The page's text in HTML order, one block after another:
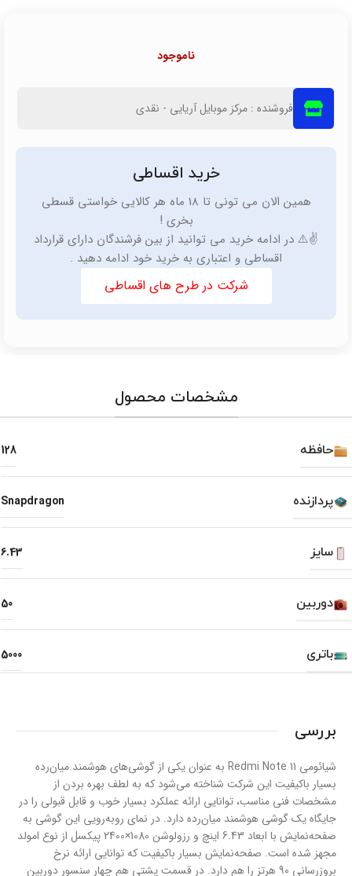
ناموجود
فروشنده : مرکز موبایل آریایی - نقدی
خرید اقساطی
همین الان می تونی تا 18 ماه هر کالایی خواستی قسطی
بخری !
✌️⚠️ در ادامه خرید می توانید از بین فرشندگان دارای قرارداد
اقساطی و اعتباری به خرید خود ادامه دهید .
شرکت در طرح های اقساطی
مشخصات محصول
حافظه 128
پردازنده Snapdragon
سایز 6.43
دوربین 50
باتری 5000
بررسی
شیائومی Redmi Note 11 به عنوان یکی از گوشی‌های هوشمند میان‌رده
بسیار با‌کیفیت این شرکت شناخته می‌شود که به لطف بهره بردن از
مشخصات فنی مناسب، توانایی ارائه عملکرد بسیار خوب و قابل قبولی را در
جایگاه یک گوشی هوشمند میان‌رده دارد. در نمای رو‌به‌رویی این گوشی به
صفحه‌نمایش با ابعاد 6.43 اینچ و رزولوشن 1080×2400 پیکسل از نوع امولد
مجهز شده است. صفحه‌نمایش بسیار با‌کیفیت که توانایی ارائه نرخ
بروزرسانی 90 هرتز را هم دارد. در قسمت پشتی هم چهار سنسور دوربین